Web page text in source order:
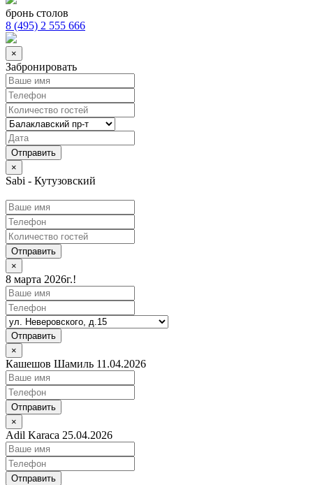
бронь столов
8 (495) 2 555 666
×
Забронировать
×
Sabi - Кутузовский
Отправить
×
8 марта 2026г.!
Отправить
×
Кашешов Шамиль 11.04.2026
Отправить
×
Adil Karaca 25.04.2026
Отправить